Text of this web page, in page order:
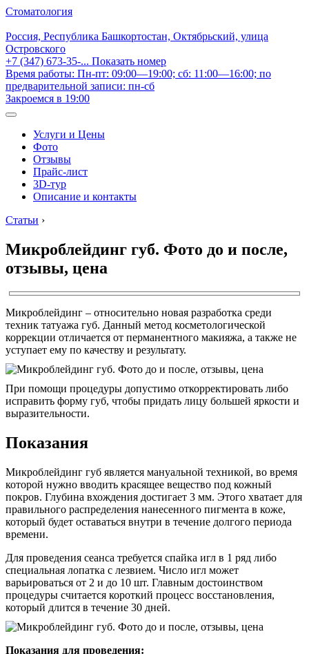
Стоматология
Россия, Республика Башкортостан, Октябрьский, улица
Островского
+7 (347) 673-35-... Показать номер
Время работы: Пн-пт: 09:00—19:00; сб: 11:00—16:00; по
предварительной записи: пн-сб
Закроемся в 19:00
Услуги и Цены
Фото
Отзывы
Прайс-лист
3D-тур
Описание и контакты
Статьи ›
Микроблейдинг губ. Фото до и после,
отзывы, цена
Микроблейдинг – относительно новая разработка среди
техник татуажа губ. Данный метод косметологической
коррекции отличается от перманентного макияжа, а также не
уступает ему по качеству и результату.
При помощи процедуры допустимо откорректировать либо
исправить форму губ, чтобы придать лицу большей яркости и
выразительности.
Показания
Микроблейдинг губ является мануальной техникой, во время
которой нужно вводить красящее вещество под кожный
покров. Глубина вхождения достигает 3 мм. Этого хватает для
правильного распределения нанесенного пигмента в коже,
который будет оставаться внутри в течение долгого периода
времени.
Для проведения сеанса требуется спайка игл в 1 ряд либо
специальная лопатка с лезвием. Число игл может
варьироваться от 2 и до 10 шт. Главным достоинством
процедуры считается короткий процесс восстановления,
который длится в течение 30 дней.
Показания для проведения: